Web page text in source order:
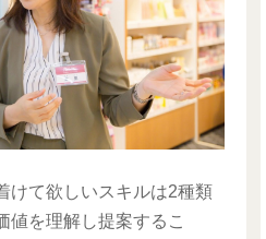
けて欲しいスキルは2種類
値を理解し提案するこ